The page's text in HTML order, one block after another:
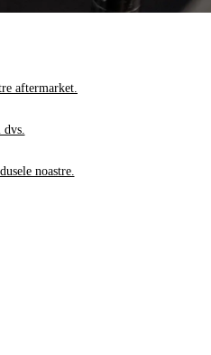
aftermarket.
noastre.